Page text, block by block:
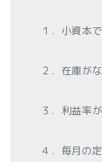
１．小資本
２．在庫が
３．利益率
４．毎月の